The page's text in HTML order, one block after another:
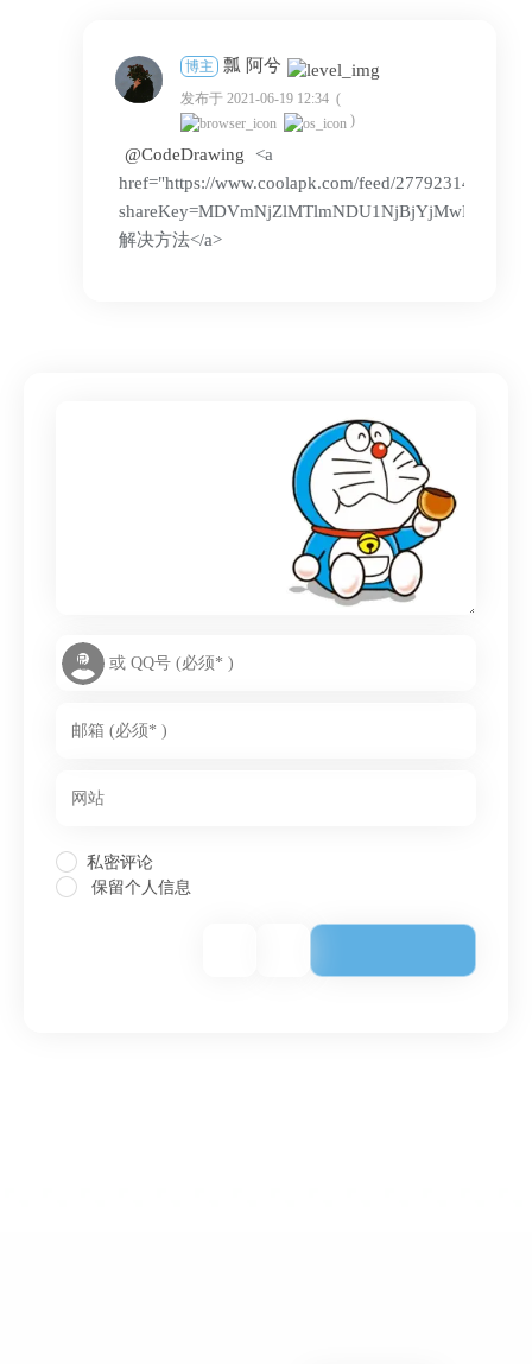
博主 瓢 阿兮
发布于 2021-06-19 12:34 (
)
@CodeDrawing
<a
href="https://www.coolapk.com/feed/27792314?
解决方法</a>
私密评论
保留个人信息